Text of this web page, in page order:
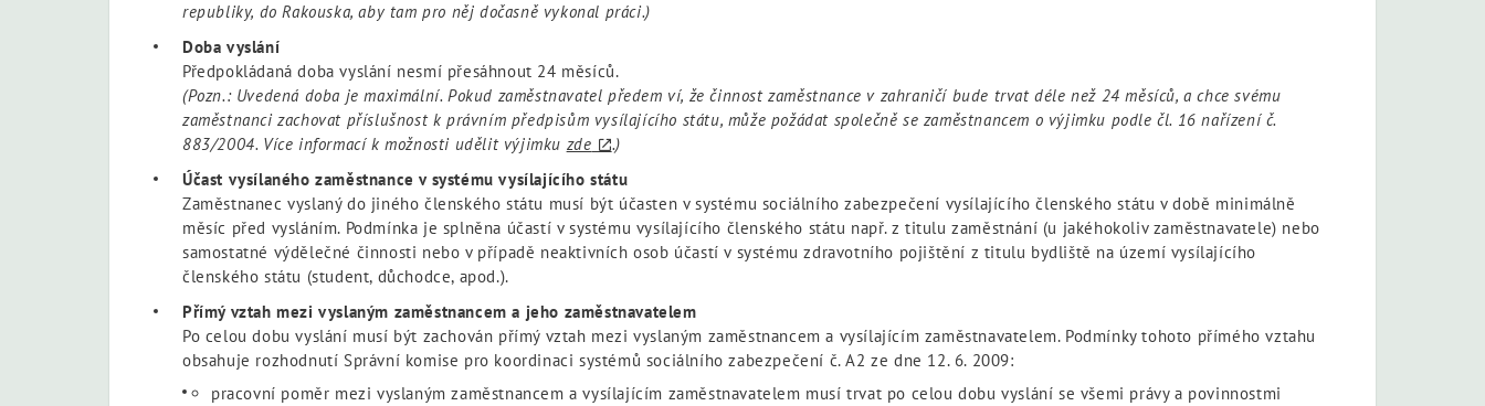
republiky, do Rakouska, aby tam pro něj dočasně vykonal práci.)
Doba vyslání
Předpokládaná doba vyslání nesmí přesáhnout 24 měsíců.
(Pozn.: Uvedená doba je maximální. Pokud zaměstnavatel předem ví, že činnost zaměstnance v zahraničí bude trvat déle než 24 měsíců, a chce svému
zaměstnanci zachovat příslušnost k právním předpisům vysílajícího státu, může požádat společně se zaměstnancem o výjimku podle čl. 16 nařízení č.
883/2004. Více informací k možnosti udělit výjimku zde
.)
Účast vysílaného zaměstnance v systému vysílajícího státu
Zaměstnanec vyslaný do jiného členského státu musí být účasten v systému sociálního zabezpečení vysílajícího členského státu v době minimálně
měsíc před vysláním. Podmínka je splněna účastí v systému vysílajícího členského státu např. z titulu zaměstnání (u jakéhokoliv zaměstnavatele) nebo
samostatné výdělečné činnosti nebo v případě neaktivních osob účastí v systému zdravotního pojištění z titulu bydliště na území vysílajícího
členského státu (student, důchodce, apod.).
Přímý vztah mezi vyslaným zaměstnancem a jeho zaměstnavatelem
Po celou dobu vyslání musí být zachován přímý vztah mezi vyslaným zaměstnancem a vysílajícím zaměstnavatelem. Podmínky tohoto přímého vztahu
obsahuje rozhodnutí Správní komise pro koordinaci systémů sociálního zabezpečení č. A2 ze dne 12. 6. 2009:
pracovní poměr mezi vyslaným zaměstnancem a vysílajícím zaměstnavatelem musí trvat po celou dobu vyslání se všemi právy a povinnostmi